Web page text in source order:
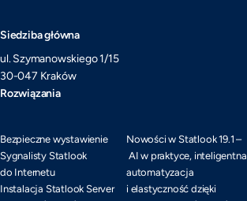
Siedziba główna
ul. Szymanowskiego 1/15
30-047 Kraków
Rozwiązania
Bezpieczne wystawienie
Sygnalisty Statlook
do Internetu
Instalacja Statlook Server
Nowości w Statlook 19.1 –
AI w praktyce, inteligentna
automatyzacja
i elastyczność dzięki